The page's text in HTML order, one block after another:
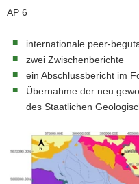
AP 6
internationale peer-
zwei Zwischenberichte
ein Abschlussbericht im
Übernahme der neu
des Staatlichen